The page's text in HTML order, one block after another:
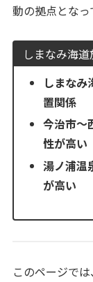
動の拠点となっ
しまなみ海
しまなみ
置関係
今治市～
性が高い
湯ノ浦温
が高い
このページで